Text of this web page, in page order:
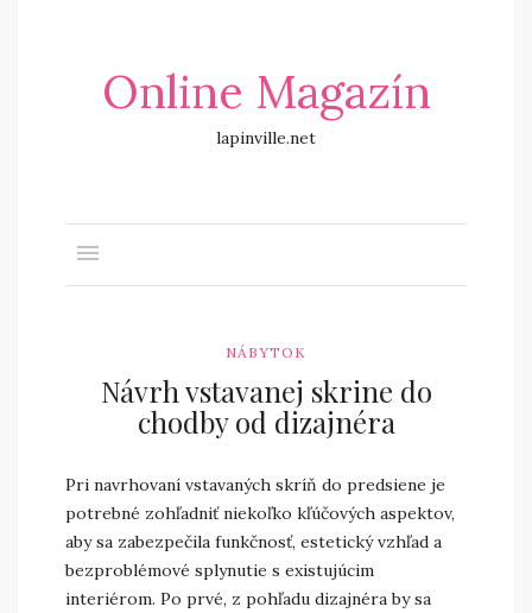
Online Magazín
lapinville.net
NÁBYTOK
Návrh vstavanej skrine do
chodby od dizajnéra
Pri navrhovaní vstavaných skríň do predsiene je
potrebné zohľadniť niekoľko kľúčových aspektov,
aby sa zabezpečila funkčnosť, estetický vzhľad a
bezproblémové splynutie s existujúcim
interiérom. Po prvé, z pohľadu dizajnéra by sa